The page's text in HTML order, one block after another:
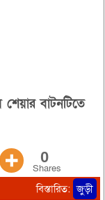
বাটনটিতে
0
Shares
বিস্তারিত: জুড়ী